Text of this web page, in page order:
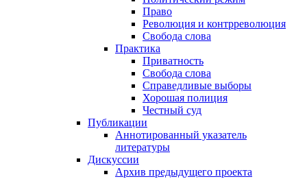
Право
Революция и контрреволюция
Свобода слова
Практика
Приватность
Свобода слова
Справедливые выборы
Хорошая полиция
Честный суд
Публикации
Аннотированный указатель
литературы
Дискуссии
Архив предыдущего проекта